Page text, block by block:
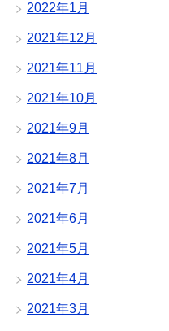
2022年1月
2021年12月
2021年11月
2021年10月
2021年9月
2021年8月
2021年7月
2021年6月
2021年5月
2021年4月
2021年3月